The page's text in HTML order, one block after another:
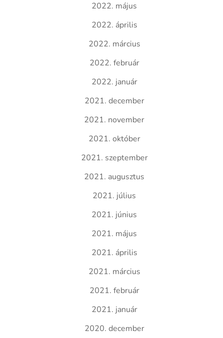
2022. május
2022. április
2022. március
2022. február
2022. január
2021. december
2021. november
2021. október
2021. szeptember
2021. augusztus
2021. július
2021. június
2021. május
2021. április
2021. március
2021. február
2021. január
2020. december